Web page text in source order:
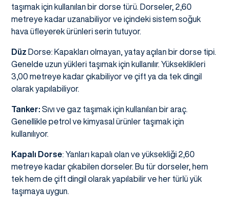
taşımak için kullanılan bir dorse türü. Dorseler, 2,60
metreye kadar uzanabiliyor ve içindeki sistem soğuk
hava üfleyerek ürünleri serin tutuyor.
Düz Dorse: Kapakları olmayan, yatay açılan bir dorse tipi.
Genelde uzun yükleri taşımak için kullanılır. Yükseklikleri
3,00 metreye kadar çıkabiliyor ve çift ya da tek dingil
olarak yapılabiliyor.
Tanker: Sıvı ve gaz taşımak için kullanılan bir araç.
Genellikle petrol ve kimyasal ürünler taşımak için
kullanılıyor.
Kapalı Dorse: Yanları kapalı olan ve yüksekliği 2,60
metreye kadar çıkabilen dorseler. Bu tür dorseler, hem
tek hem de çift dingil olarak yapılabilir ve her türlü yük
taşımaya uygun.